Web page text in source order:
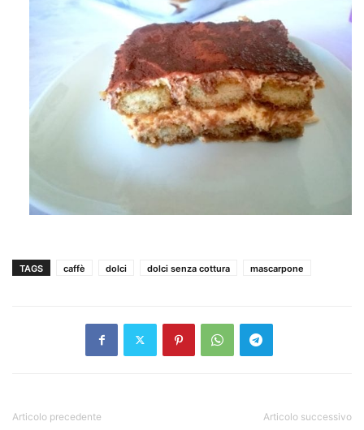
TAGS caffè dolci dolci senza cottura mascarpone
Articolo precedente Articolo successivo